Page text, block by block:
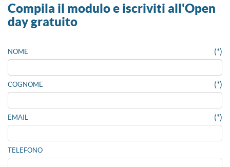
Compila il modulo e iscriviti all'Open
day gratuito
NOME (*)
COGNOME (*)
EMAIL (*)
TELEFONO